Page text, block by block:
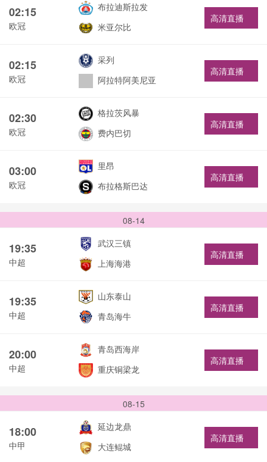
02:15
欧冠
布拉迪斯拉发
米亚尔比
高清直播
02:15
欧冠
采列
阿拉特阿美尼亚
高清直播
02:30
欧冠
格拉茨风暴
费内巴切
高清直播
03:00
欧冠
里昂
布拉格斯巴达
高清直播
08-14
19:35
中超
武汉三镇
上海海港
高清直播
19:35
中超
山东泰山
青岛海牛
高清直播
20:00
中超
青岛西海岸
重庆铜梁龙
高清直播
08-15
18:00
中甲
延边龙鼎
大连鲲城
高清直播